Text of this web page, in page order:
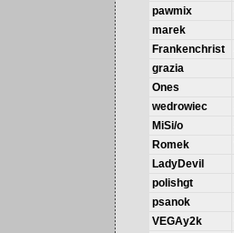
pawmix
marek
Frankenchrist
grazia
Ones
wedrowiec
MiSi/o
Romek
LadyDevil
polishgt
psanok
VEGAy2k